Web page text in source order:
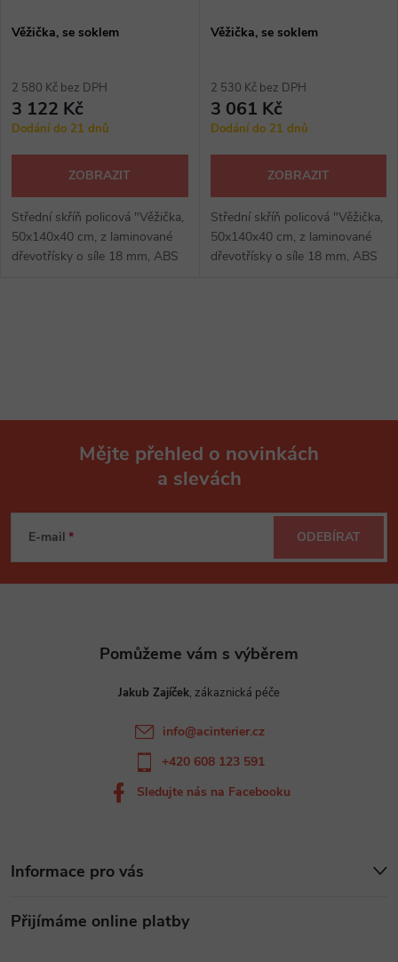
Věžička, se soklem
2 580 Kč bez DPH
3 122 Kč
Dodání do 21 dnů
ZOBRAZIT
Střední skříň policová "Věžička,
50x140x40 cm, z laminované
dřevotřísky o síle 18 mm, ABS
Věžička, se soklem
2 530 Kč bez DPH
3 061 Kč
Dodání do 21 dnů
ZOBRAZIT
Střední skříň policová "Věžička,
50x140x40 cm, z laminované
dřevotřísky o síle 18 mm, ABS
a
í
p
s
p
Mějte přehled o novinkách
a slevách
E-mail ODEBÍRAT
Informace pro vás
Přijímáme online platby
Jakub Zajíček
info@acinterier.cz
+420 608 123 591
Sledujte nás na Facebooku